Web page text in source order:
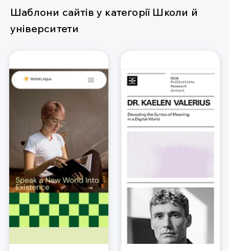
Шаблони сайтів у категорії Школи й
університети